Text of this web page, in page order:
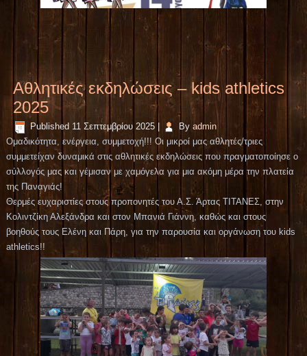
Aθλητικές εκδηλώσεις – kids athletics
2025
Published 11 Σεπτεμβρίου 2025 By admin
Ομαδικότητα, ενέργεια, συμμετοχή!!! Οι μικροί μας αθλητές/τριες
συμμετείχαν δυναμικά στις αθλητικές εκδηλώσεις που πραγματοποίησε ο
σύλλογός μας και γέμισαν με χαμόγελα για μια ακόμη μέρα την πλατεία
της Παναγιάς!
Θερμές ευχαριστίες στους προπονητές του Α.Σ. Άρτας ΤΙΤΑΝΕΣ, στην
Κολιντζίκη Αλεξάνδρα και στον Μπανιά Γιάννη, καθώς και στους
βοηθούς τους Ελένη και Πάρη, για την παρουσία και οργάνωση του kids
athletics!!